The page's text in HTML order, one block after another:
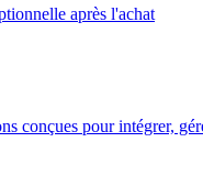
après l'achat
conçues pour intégrer,